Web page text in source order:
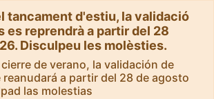
tancament d'estiu, la validació
es reprendrà a partir del 28
Disculpeu les molèsties.
de verano, la validación de
a partir del 28 de agosto
las molestias